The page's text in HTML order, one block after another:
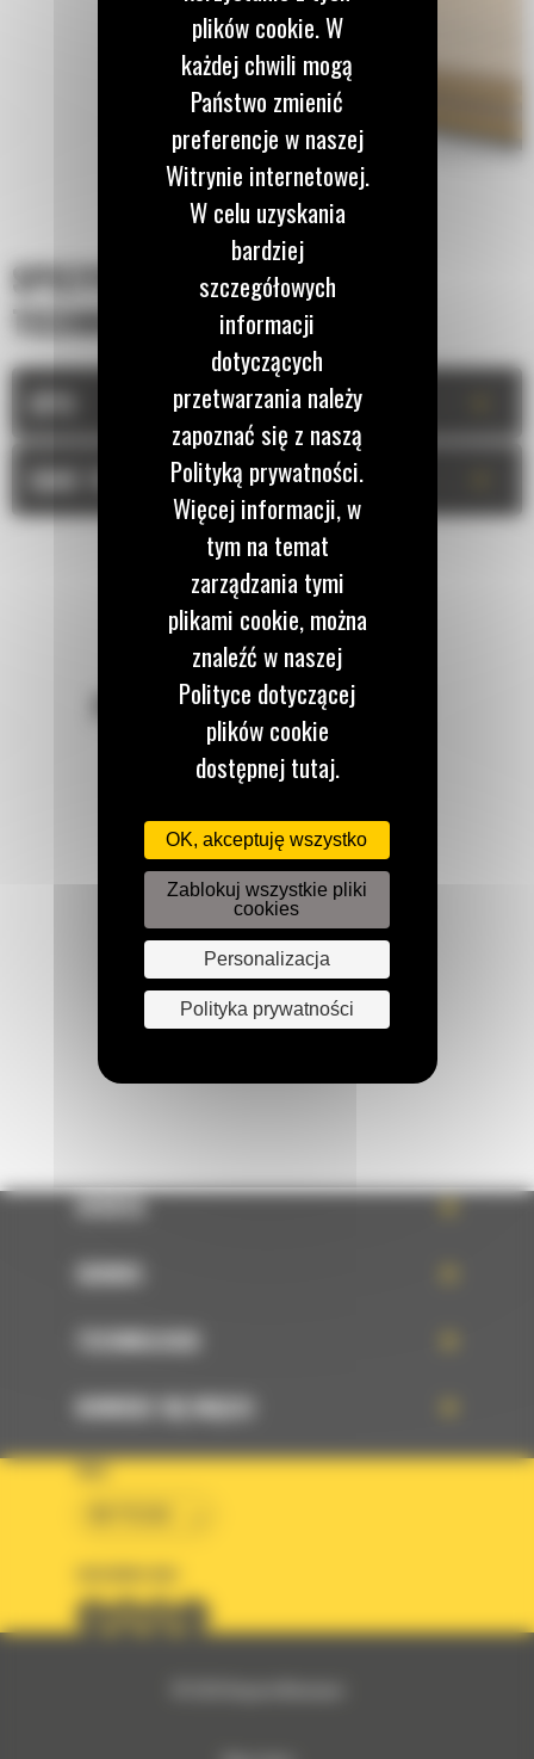
SPECYFIKACJA
TECHNICZNA
DANE TECHNICZNE
POZOSTAŃMY W KONTAKCIE
Zadzwoń do nas
122 100 122
Napisz do nas
WYŚLIJ WIADOMOŚĆ
OFERTA
SERWIS
TECHNOLOGIE
DOWIEDZ SIĘ WIĘCEJ
KRAJ
plików cookie. W
każdej chwili mogą
Państwo zmienić
preferencje w naszej
Witrynie internetowej.
W celu uzyskania
bardziej
szczegółowych
informacji
dotyczących
przetwarzania należy
zapoznać się z naszą
Polityką prywatności.
Więcej informacji, w
tym na temat
zarządzania tymi
plikami cookie, można
znaleźć w naszej
Polityce dotyczącej
plików cookie
dostępnej tutaj.
OK, akceptuję wszystko
Zablokuj wszystkie pliki
cookies
Personalizacja
Polityka prywatności